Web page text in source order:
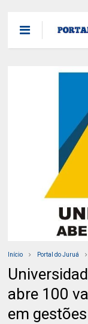
Início Portal do Juruá
abre 100
em